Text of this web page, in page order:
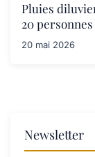
Pluies
20
20 mai 2026
Newsletter